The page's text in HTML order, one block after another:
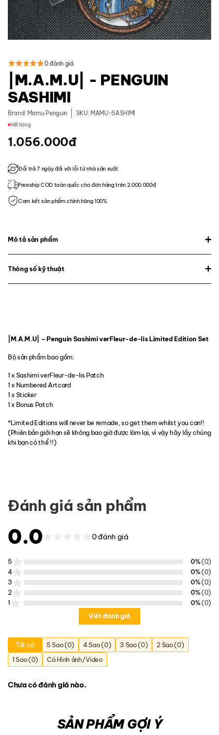
0 đánh giá
|M.A.M.U| - PENGUIN
SASHIMI
Brand: Mamu Penguin SKU: MAMU-SASHIMI
Hết hàng
1.056.000đ
Đổi trả 7 ngày đối với lỗi từ nhà sản xuất
Freeship COD toàn quốc cho đơn hàng trên 2.000.000đ
Cam kết sản phẩm chính hãng 100%
Mô tả sản phẩm
Thông số kỹ thuật
|M.A.M.U| – Penguin Sashimi verFleur-de-lis Limited Edition Set
Bộ sản phẩm bao gồm:
1 x Sashimi verFleur-de-lis Patch
1 x Numbered Artcard
1 x Sticker
1 x Bonus Patch
*Limited Editions will never be remade, so get them whilst you can!!
(Phiên bản giới hạn sẽ không bao giờ được làm lại, vì vậy hãy lấy chúng
khi bạn có thể !!)
Đánh giá sản phẩm
0.0 0 đánh giá
5 0%(0)
4
0%(0)
3
0%(0)
2
0%(0)
1
0%(0)
Viết đánh giá
Tất cả 5 Sao (0) 4 Sao (0) 3 Sao (0)
2 Sao (0)
1 Sao (0)
Có Hình ảnh/Video
Chưa có đánh giá nào.
SẢN PHẨM GỢI Ý